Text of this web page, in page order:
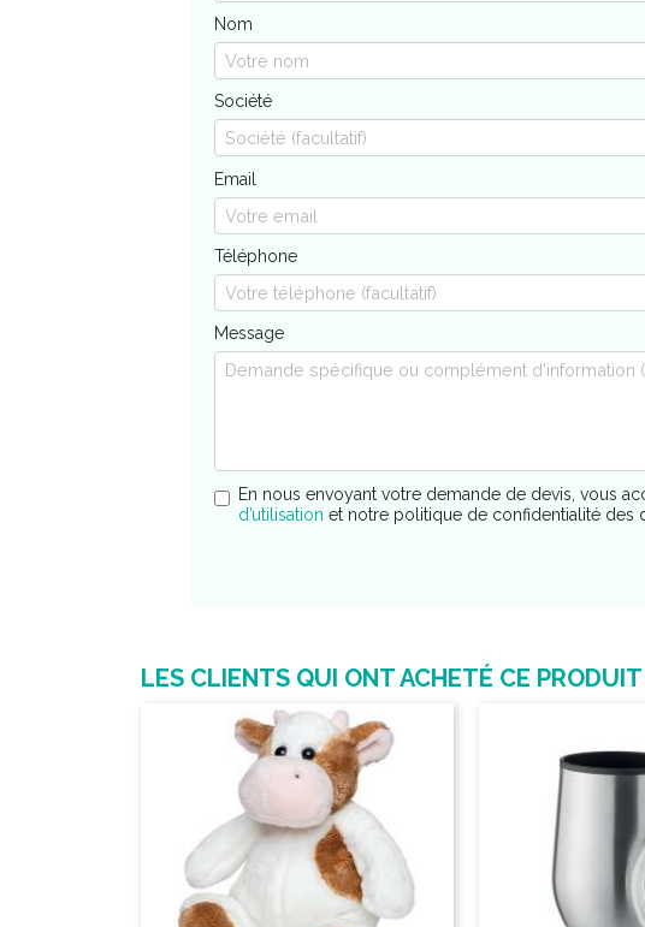
Nom
Société
Email
Téléphone
Message
En nous envoyant votre demande de devis, vous
d’utilisation et notre politique de confidentialité des
LES CLIENTS QUI ONT ACHETÉ CE